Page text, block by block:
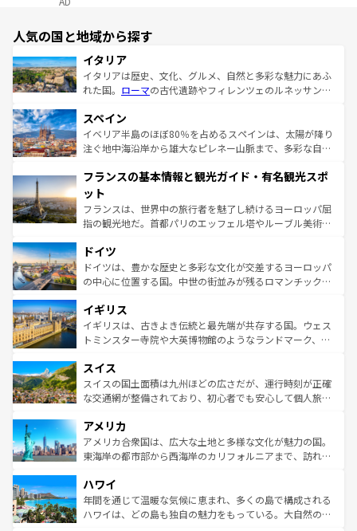
人気の国と地域から探す
イタリア
イタリアは歴史、文化、グルメ、自然と多彩な魅力にあふ
れた国。 ローマの古代遺跡やフィレンツェのルネッサンス
ろん、トスカーナの美しい田園風景やアマルフィ海岸の絶
景など、自然景観も見逃せない。観光の合間には、本場の
ピザやパスタなど、絶品のイタリア料理を堪能することも
ませてくれるイタリアで、忘れられない旅をしてみよう！
なお、新着のイタリア情報は
しい。
スペイン
イベリア半島のほぼ80％を占めるスペインは、太陽が降り
注ぐ地中海沿岸から雄大なピレネー山脈まで、多彩な自然
文化が根付くこの国では、情熱的なフラメンコ、熱気あふ
れる闘牛、そして美味しいタパスが生活の一部となってい
る。首都マドリードの洗練された雰囲気や、バルセロナの
アートに溢れた街角から、地方では古代ローマ遺跡や中世
せる。地方によって風土や気候が異なるスペインはその個
性で訪れる人を魅了する。 なお、新着のスペイン情報は コ
ンテンツ一覧を参照してほしい。
フランスの基本情報と観光ガイド・有名観光スポ
ット
フランスは、世界中の旅行者を魅了し続けるヨーロッパ屈
指の観光地だ。首都パリのエッフェル塔やルーブル美術館
で、幅広い魅力が詰まっている。華麗な宮殿、歴史的な大
聖堂、美しいビーチ、そして豊かな自然が、訪れる者を心
から魅了する。また、フランスは美食の国としても知ら
いる。シャンパンの発祥地であるランス、プロヴァンスの
香り高いラベンダー畑など、多彩な楽しみ方が可能だ。さ
らに、パリ以外の地域にも魅力が溢れており、どの街角に
れる地方に足を運ぶとそれぞれで全く異なる文化を体験で
きるだろう。 なお、新着のフランス情報はコンテンツ一覧
を参照してほしい。
ドイツ
ドイツは、豊かな歴史と多彩な文化が交差するヨーロッパ
の中心に位置する国。中世の街並みが残るロマンチック街
顔を持つこの国は、どこを歩いても飽きることがない。ベ
ルリンの文化的活気、バイエルン州のアルプスの絶景、そ
してライン川沿いのワイン畑といった風景は必見。ビール
は、お酒好きな人にはぜひ体験してほしい。 なお、新着の
ドイツ情報はコンテンツ一覧を参照してほしい。
イギリス
イギリスは、古きよき伝統と最先端が共存する国。ウェス
トミンスター寺院や大英博物館のようなランドマーク、歴
リアごとに異なる魅力がある。また、優雅なアフタヌーン
ティー、ビール好きにはたまらない英国パブ、サッカー観
戦など、本場だからこそできる体験も豊富。イギリスを旅
ンツ一覧を参照してほしい。
スイス
スイスの国土面積は九州ほどの広さだが、運行時刻が正確
な交通網が整備されており、初心者でも安心して個人旅行
の建物がそのまま残る町や、スイスならではのユニークな
博物館もあり、アルプス観光だけでなく町歩きも満喫する
ことができる。国民の所得が高いため物価も高いが、旅行
ば市内交通費無料で観光を楽しむこともできる。 なお、新
着のスイス情報はコンテンツ一覧 を参照してほしい。
アメリカ
アメリカ合衆国は、広大な土地と多様な文化が魅力の国。
東海岸の都市部から西海岸のカリフォルニアまで、訪れる
のような巨大都市は、観光、ショッピング、エンターテイ
ンメントが詰まった刺激的なスポットだ。一方、アメリカ
西部には大自然が広がり、グランドキャニオンやイエロー
ハワイ
年間を通じて温暖な気候に恵まれ、多くの島で構成される
ハワイは、どの島も独自の魅力をもっている。大自然の神